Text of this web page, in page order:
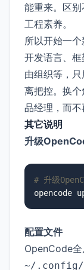
能重来。区
工程素养。
所以开始一
开发语言、
由组织等，
离把控。换
品经理，而不
其它说明
升级
# 升级
opencode
配置文件
OpenCode全
~/.config/